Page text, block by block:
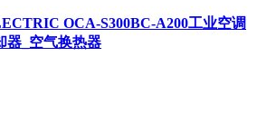
OCA-S300BC-A200工业空调
器_空气换热器